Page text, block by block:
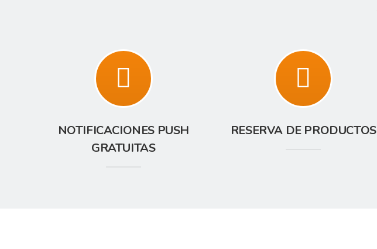
NOTIFICACIONES PUSH
GRATUITAS
RESERVA DE PRODUCTOS